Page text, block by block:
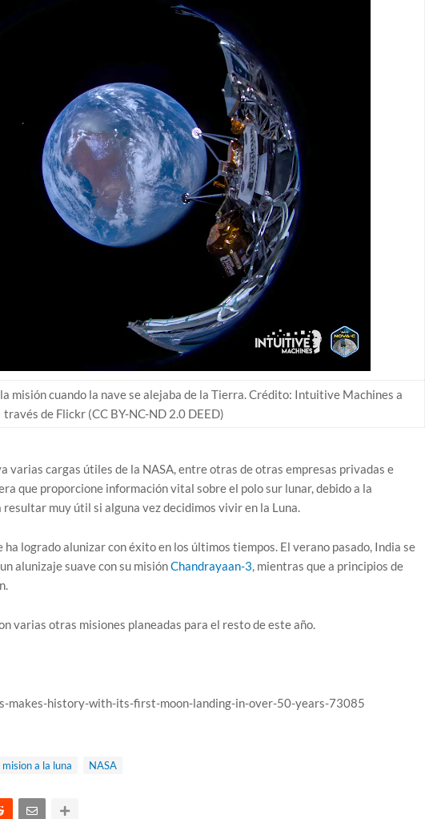
misión cuando la nave se alejaba de la Tierra. Crédito: Intuitive Machines a
través de Flickr (CC BY-NC-ND 2.0 DEED)
varias cargas útiles de la NASA, entre otras de otras empresas privadas e
que proporcione información vital sobre el polo sur lunar, debido a la
resultar muy útil si alguna vez decidimos vivir en la Luna.
ha logrado alunizar con éxito en los últimos tiempos. El verano pasado, India se
alunizaje suave con su misiónChandrayaan-3, mientras que a principios de
varias otras misiones planeadas para el resto de este año.
makes-history-with-its-first-moon-landing-in-over-50-years-73085
mision a la luna NASA